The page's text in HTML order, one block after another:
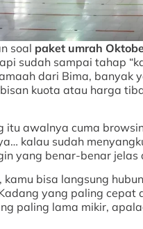
soal paket umrah
sudah sampai tahap
dari Bima, banyak
kuota atau harga
itu awalnya cuma
kalau sudah
yang benar-benar jelas
kamu bisa langsung
yang paling cepat
paling lama mikir,